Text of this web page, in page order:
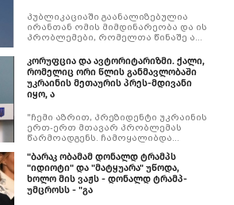
პუბლიკაციაში გაანალიზებულია
ირანთან ომის მიმდინარეობა და ის
პრობლემები, რომელთა წინაშე აშშ
კორუფცია და ავტორიტარიზმი. ქალი,
რომელიც ორი წლის განმავლობაში
უკრაინის მეთაურის პრეს-მდივანი
იყო, ა
"ჩემი აზრით, პრეზიდენტი უკრაინის
ერთ-ერთ მთავარ პრობლემას
წარმოადგენს. ჩამოყალიბდა
მსოფლიოსათვის ვოლოდიმირ
ზელენსკი და უკრაინა ერთი და
იგივეა. შესაბამისად, მანაც
დაიჯერა, რომ ხელოვნურად
"ბარაკ ობამამ დონალდ ტრამპს
"იდიოტი" და "მატყუარა" უწოდა,
ხოლო მის ვაჟს - დონალდ ტრამპ-
უმცროსს - "გა